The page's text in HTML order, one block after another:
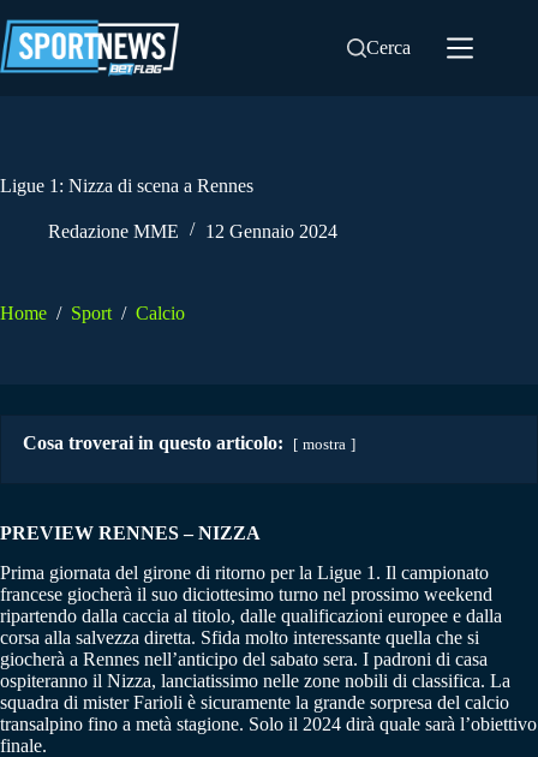
al
contenuto
Cerca
Ligue 1: Nizza di scena a Rennes
Redazione MME 12 Gennaio 2024
Home / Sport / Calcio
Cosa troverai in questo articolo: mostra
PREVIEW RENNES – NIZZA
Prima giornata del girone di ritorno per la Ligue 1. Il campionato
francese giocherà il suo diciottesimo turno nel prossimo weekend
ripartendo dalla caccia al titolo, dalle qualificazioni europee e dalla
corsa alla salvezza diretta. Sfida molto interessante quella che si
giocherà a Rennes nell’anticipo del sabato sera. I padroni di casa
ospiteranno il Nizza, lanciatissimo nelle zone nobili di classifica. La
squadra di mister Farioli è sicuramente la grande sorpresa del calcio
transalpino fino a metà stagione. Solo il 2024 dirà quale sarà l’obiettivo
finale.